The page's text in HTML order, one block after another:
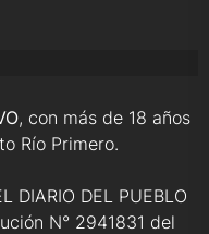
, con más de 18 años
Río Primero.
DIARIO DEL PUEBLO
N° 2941831 del